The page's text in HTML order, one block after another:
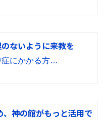
ないように来教を
症にかかる方…
神の館がもっと活用で